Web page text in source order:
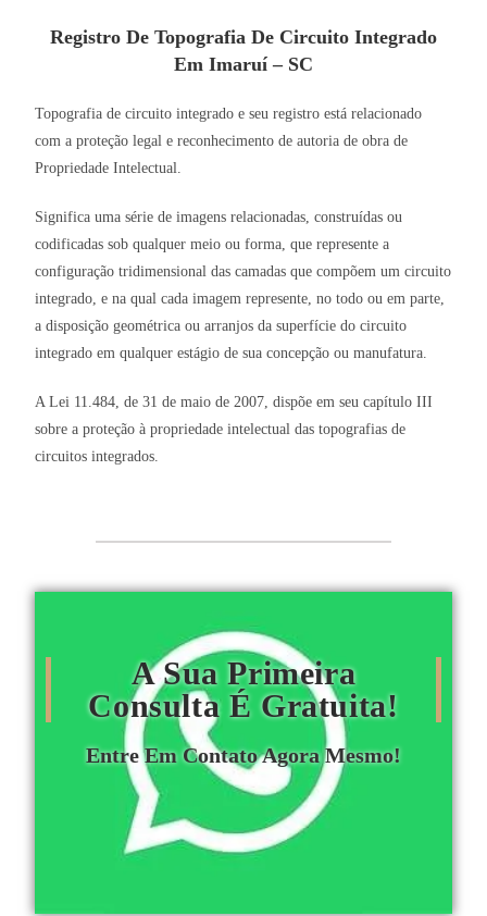
Registro De Topografia De Circuito Integrado
Em Imaruí – SC
Topografia de circuito integrado e seu registro está relacionado
com a proteção legal e reconhecimento de autoria de obra de
Propriedade Intelectual.
Significa uma série de imagens relacionadas, construídas ou
codificadas sob qualquer meio ou forma, que represente a
configuração tridimensional das camadas que compõem um circuito
integrado, e na qual cada imagem represente, no todo ou em parte,
a disposição geométrica ou arranjos da superfície do circuito
integrado em qualquer estágio de sua concepção ou manufatura.
A Lei 11.484, de 31 de maio de 2007, dispõe em seu capítulo III
sobre a proteção à propriedade intelectual das topografias de
circuitos integrados.
A Sua Primeira
Consulta É Gratuita!
Entre Em Contato Agora Mesmo!